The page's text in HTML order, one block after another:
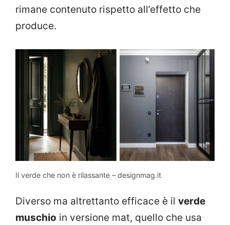
rimane contenuto rispetto all’effetto che
produce.
Il verde che non è rilassante – designmag.it
Diverso ma altrettanto efficace è il verde
muschio in versione mat, quello che usa